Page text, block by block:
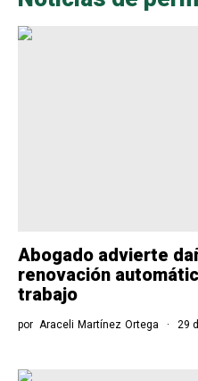
Abogado advierte
renovación
trabajo
por Araceli Martínez Ortega 29